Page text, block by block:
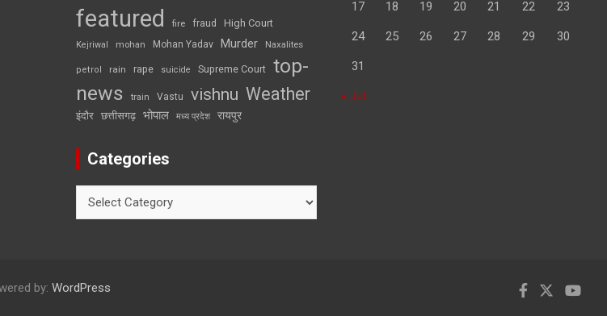
featured fire fraud High Court
Kejriwal mohan Mohan Yadav Murder Naxalites
petrol rain rape suicide Supreme Court top-
news
train Vastu vishnu Weather
इंदौर छत्तीसगढ़ भोपाल मध्य प्रदेश रायपुर
Categories
17 18 19 20 21 22 23
24 25 26 27 28 29 30
31
« Jul
by: WordPress